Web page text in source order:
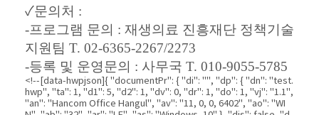
✓문의처 :
-프로그램 문의 : 재생의료 진흥재단 정책기술
지원팀 T. 02-6365-2267/2273
-등록 및 운영문의 : 사무국 T. 010-9055-5785
<!--[data-hwpjson]{ "documentPr": { "di": "", "dp": { "dn": "test.hwp", "ta": 1, "d1": 5, "d2": 1, "dv": 0, "dr": 1, "do": 1, "vj": "1.1", "an": "Hancom Office Hangul", "av": "11, 0, 0, 6402", "ao": "WIN", "ab": "32", "ar": "LE", "as": "Windows_10" }, "dis": false, "ds": { "ti": "", "la": "ko", "cr": "", "su": "", "de": "", "cd": "2023-11-01T13:31:12.764Z", "md": "1601-01-01T09:00:00.000Z", "pd": "1601-01-01T09:00:00.000Z", "ke": "" } }, "dh": { "do": { "pa": 1, "fo": 1, "en": 1, "pi": 1, "tb": 1, "eq": 1 }, "fo": [ ], "cd": { "tp": 0, "lc": { "af": false, "ui": false, "fu": false, "dn": false, "ul": false, "el": false, "at": false, "tq": false, "da": false, "dw": false, "dj": false, "bc": false, "bu": false, "al": false, "ab": false, "ap": false, "an": false, "aa": false, "ds": false, "de": false, "as": false, "cp": false, "ao": false, "et": false, "ay": false, "am": false, "a1": false, "bt": false, "av": false, "dh": false, "dp": false, "d1": false, "mf": false, "bl": false, "ag": false, "dg": false, "ae": false, "df": false, "do": false, "dl": false, "di": false, "d2": false, "d3": false, "ob": false, "d4": false, "ev": false, "d5": false, "d6": false, "a2": false, "dc": false } }, "ld": { "pa": "", "pi": true, "fo": false } }, "bf": { "01DA0C7C3EEE8CF000000016": { "id": 1, "td": false, "sh": false, "st": 0, "sc": 0, "si": false, "bt": 0, "bi": false, "cl": 0, "bc": false, "lt": 0, "lw": 0, "lc": 0, "rt": 0, "rw": 0, "rc": 0, "tt": 0, "tw": 0, "tc": 0, "bbt": 0, "bbw": 0, "bbc": 0, "dt": 1, "dw": 0, "dc": 0, "fi": { } }, "01DA0C7C3EEE8CF000000017": { "id": 2, "td": false, "sh": false, "st": 0, "sc": 0, "si": false, "bt": 0, "bi": false, "cl": 0, "bc": false, "lt": 0, "lw": 0, "lc": 0, "rt": 0, "rw": 0, "rc": 0, "tt": 0, "tw": 0, "tc": 0, "bbt": 0, "bbw": 0, "bbc": 0, "dt": 1, "dw": 0, "dc": 0, "fi": { "wb": { "fc": 4294967295, "hc": 10066329, "al": 0, "hs": -1 } } } }, "cp": { "01DA0C7C3EEE8CF000000018": { "id": 0, "he": 1200, "tc": 0, "sc": 4294967295, "uf": false, "uk": false, "sm": 0, "bf": "01DA0C7C3EEE8CF000000017", "f1": "함초롬바탕", "t1": 1, "f2": "함초롬바탕", "t2": 1, "f3": "함초롬바탕", "t3": 1, "f4": "함초롬바탕", "t4": 1, "f5": "함초롬바탕", "t5": 1, "f6": "함초롬바탕", "t6": 1, "f7": "함초롬바탕", "t7": 1, "r1": 100, "r2": 100, "r3": 100, "r4": 100, "r5": 100, "r6": 100, "r7": 100, "s1": 0, "s2": 0, "s3": 0, "s4": 0, "s5": 0, "s6": 0, "s7": 0, "e1": 100, "e2": 100, "e3": 100, "e4": 100, "e5": 100, "e6": 100, "e7": 100, "o1": 0, "o2": 0, "o3": 0, "o4": 0, "o5": 0, "o6": 0, "o7": 0, "it": false, "bo": true, "ut": 0, "us": 1, "uc": 0, "st": false, "ss": 1, "so": 0, "ot": 0, "ht": 0, "hc": 0, "hx": 0, "hy": 0, "em": false, "en": false, "su": false, "sb": false }, "01DA0C7C3EEE8CF000000019": { "id": 1, "he": 1200, "tc": 0, "sc": 4294967295, "uf": false, "uk": false, "sm": 0, "bf": "01DA0C7C3EEE8CF000000017", "f1": "함초롬바탕", "t1": 1, "f2": "함초롬바탕", "t2": 1, "f3": "함초롬바탕", "t3": 1, "f4": "함초롬바탕", "t4": 1, "f5": "함초롬바탕", "t5": 1, "f6": "함초롬바탕", "t6": 1, "f7": "함초롬바탕", "t7": 1, "r1": 100, "r2": 100, "r3": 100, "r4": 100, "r5": 100, "r6": 100, "r7": 100, "s1": 0, "s2": 0, "s3": 0, "s4": 0, "s5": 0, "s6": 0, "s7": 0, "e1": 100, "e2": 100, "e3": 100, "e4": 100, "e5": 100, "e6": 100, "e7": 100, "o1": 0, "o2": 0, "o3": 0, "o4": 0, "o5": 0, "o6": 0, "o7": 0, "it": false, "bo": false, "ut": 0, "us": 1, "uc": 0, "st": false, "ss": 1, "so": 0, "ot": 0, "ht": 0, "hc": 0, "hx": 0, "hy": 0, "em": false, "en": false, "su": false, "sb": false }, "01DA0C7C3EEE8CF00000001A": { "id": 2, "he": 1300, "tc": 0, "sc": 4294967295, "uf": false, "uk": false, "sm": 0, "bf": "01DA0C7C3EEE8CF000000017", "f1": "함초롬바탕", "t1": 1, "f2": "함초롬바탕", "t2": 1, "f3": "함초롬바탕", "t3": 1, "f4": "함초롬바탕", "t4": 1, "f5": "함초롬바탕", "t5": 1, "f6": "함초롬바탕", "t6": 1, "f7": "함초롬바탕", "t7": 1, "r1": 100, "r2": 100, "r3": 100, "r4": 100, "r5": 100, "r6": 100, "r7": 100, "s1": 0, "s2": 0, "s3": 0, "s4": 0, "s5": 0, "s6": 0, "s7": 0, "e1": 100, "e2": 100, "e3": 100, "e4": 100, "e5": 100, "e6": 100, "e7": 100, "o1": 0, "o2": 0, "o3": 0, "o4": 0, "o5": 0, "o6": 0, "o7": 0, "it": false, "bo": true, "ut": 1, "us": 1, "uc": 0, "st": false, "ss": 1, "so": 0, "ot": 0, "ht": 0, "hc": 0, "hx": 0, "hy": 0, "em": false, "en": false, "su": false, "sb": false }, "01DA0C7C3EEE8CF00000001B": { "id": 3, "he": 1000, "tc": 0, "sc": 4294967295, "uf": false, "uk": false, "sm": 0, "bf": "01DA0C7C3EEE8CF000000017", "f1": "함초롬바탕", "t1": 1, "f2": "함초롬바탕", "t2": 1, "f3": "함초롬바탕", "t3": 1, "f4": "함초롬바탕", "t4": 1, "f5": "함초롬바탕", "t5": 1, "f6": "함초롬바탕", "t6": 1, "f7": "함초롬바탕", "t7": 1, "r1": 100, "r2": 100, "r3": 100, "r4": 100, "r5": 100, "r6": 100, "r7": 100, "s1": 0, "s2": 0, "s3": 0, "s4": 0, "s5": 0, "s6": 0, "s7": 0, "e1": 100, "e2": 100, "e3": 100, "e4": 100, "e5": 100, "e6": 100, "e7": 100, "o1": 0, "o2": 0, "o3": 0, "o4": 0, "o5": 0, "o6": 0, "o7": 0, "it": false, "bo": false, "ut": 0, "us": 1, "uc": 0, "st": false, "ss": 1, "so": 0, "ot": 0, "ht": 0, "hc": 0, "hx": 0, "hy": 0, "em": false, "en": false, "su": false, "sb": false }, "01DA0C7C3EEE8CF00000001C": { "id": 4, "he": 1000, "tc": 0, "sc": 4294967295, "uf": false, "uk": false, "sm": 0, "bf": "01DA0C7C3EEE8CF000000017", "f1": "함초롬바탕", "t1": 1, "f2": "함초롬바탕", "t2": 1, "f3": "함초롬바탕", "t3": 1, "f4": "함초롬바탕", "t4": 1, "f5": "함초롬바탕", "t5": 1, "f6": "함초롬바탕", "t6": 1, "f7": "함초롬바탕", "t7": 1, "r1": 100, "r2": 100, "r3": 100, "r4": 100, "r5": 100, "r6": 100, "r7": 100, "s1": 0, "s2": 0, "s3": 0, "s4": 0, "s5": 0, "s6": 0, "s7": 0, "e1": 100, "e2": 100, "e3": 100, "e4": 100, "e5": 100, "e6": 100, "e7": 100, "o1": 0, "o2": 0, "o3": 0, "o4": 0, "o5": 0, "o6": 0, "o7": 0, "it": false, "bo": true, "ut": 1, "us": 1, "uc": 0, "st": false, "ss": 1, "so": 0, "ot": 0, "ht": 0, "hc": 0, "hx": 0, "hy": 0, "em": false, "en": false, "su": false, "sb": false }, "01DA0C7C3EEE8CF00000001D": { "id": 5, "he": 1000, "tc": 0, "sc": 4294967295, "uf": false, "uk": false, "sm": 0, "bf": "01DA0C7C3EEE8CF000000017", "f1": "함초롬바탕", "t1": 1, "f2": "함초롬바탕", "t2": 1, "f3": "함초롬바탕", "t3": 1, "f4": "함초롬바탕", "t4": 1, "f5": "함초롬바탕", "t5": 1, "f6": "함초롬바탕", "t6": 1, "f7": "함초롬바탕", "t7": 1, "r1": 100, "r2": 100, "r3": 100, "r4": 100, "r5": 100, "r6": 100, "r7": 100, "s1": 6, "s2": 6, "s3": 6, "s4": 6, "s5": 6, "s6": 6, "s7": 6, "e1": 100, "e2": 100, "e3": 100, "e4": 100, "e5": 100, "e6": 100, "e7": 100, "o1": 0, "o2": 0, "o3": 0, "o4": 0, "o5": 0, "o6": 0, "o7": 0, "it": false, "bo": false, "ut": 0, "us": 1, "uc": 0, "st": false, "ss": 1, "so": 0, "ot": 0, "ht": 0, "hc": 0, "hx": 0, "hy": 0, "em": false, "en": false, "su": false, "sb": false }, "01DA0C7C3EEE8CF00000001E": { "id": 6, "he": 1000, "tc": 0, "sc": 4294967295, "uf": false, "uk": false, "sm": 0, "bf": "01DA0C7C3EEE8CF000000017", "f1": "함초롬바탕", "t1": 1, "f2": "함초롬바탕", "t2": 1, "f3": "함초롬바탕", "t3": 1, "f4": "함초롬바탕", "t4": 1, "f5": "함초롬바탕", "t5": 1, "f6": "함초롬바탕", "t6": 1, "f7": "함초롬바탕", "t7": 1, "r1": 100, "r2": 100, "r3": 100, "r4": 100, "r5": 100, "r6": 100, "r7": 100, "s1": -1, "s2": -1, "s3": -1, "s4": -1, "s5": -1, "s6": -1, "s7": -1, "e1": 100, "e2": 100, "e3": 100, "e4": 100, "e5": 100, "e6": 100, "e7": 100, "o1": 0, "o2": 0, "o3": 0, "o4": 0, "o5": 0, "o6": 0, "o7": 0, "it": false, "bo": false, "ut": 0, "us": 1, "uc": 0, "st": false, "ss": 1, "so": 0, "ot": 0, "ht": 0, "hc": 0, "hx": 0, "hy": 0, "em": false, "en": false, "su": false, "sb": false }, "01DA0C7C3EEE8CF00000001F": { "id": 7, "he": 1000, "tc": 0, "sc": 4294967295, "uf": false, "uk": false, "sm": 0, "bf": "01DA0C7C3EEE8CF000000017", "f1": "함초롬바탕", "t1": 1, "f2": "함초롬바탕", "t2": 1, "f3": "함초롬바탕", "t3": 1, "f4": "함초롬바탕", "t4": 1, "f5": "함초롬바탕", "t5": 1, "f6": "함초롬바탕", "t6": 1, "f7": "함초롬바탕", "t7": 1, "r1": 100, "r2": 100, "r3": 100, "r4": 100, "r5": 100, "r6": 100, "r7": 100, "s1": -9, "s2": -9, "s3": -9, "s4": -9, "s5": -9, "s6": -9, "s7": -9, "e1": 100, "e2": 100, "e3": 100, "e4": 100, "e5": 100, "e6": 100, "e7": 100, "o1": 0, "o2": 0, "o3": 0, "o4": 0, "o5": 0, "o6": 0, "o7": 0, "it": false, "bo": false, "ut": 0, "us": 1, "uc": 0, "st": false, "ss": 1, "so": 0, "ot": 0, "ht": 0, "hc": 0, "hx": 0, "hy": 0, "em": false, "en": false, "su": false, "sb": false }, "01DA0C7C3EEE8CF000000020": { "id": 8, "he": 1000, "tc": 0, "sc": 4294967295, "uf": false, "uk": false, "sm": 0, "bf": "01DA0C7C3EEE8CF000000017", "f1": "함초롬바탕", "t1": 1, "f2": "함초롬바탕", "t2": 1, "f3": "함초롬바탕", "t3": 1, "f4": "함초롬바탕", "t4": 1, "f5": "함초롬바탕", "t5": 1, "f6": "함초롬바탕", "t6": 1, "f7": "함초롬바탕", "t7": 1, "r1": 100, "r2": 100, "r3": 100, "r4": 100, "r5": 100, "r6": 100, "r7": 100, "s1": 1, "s2": 1, "s3": 1, "s4": 1, "s5": 1, "s6": 1, "s7": 1, "e1": 100, "e2": 100, "e3": 100, "e4": 100, "e5": 100, "e6": 100, "e7": 100, "o1": 0, "o2": 0, "o3": 0, "o4": 0, "o5": 0, "o6": 0, "o7": 0, "it": false, "bo": false, "ut": 0, "us": 1, "uc": 0, "st": false, "ss": 1, "so": 0, "ot": 0, "ht": 0, "hc": 0, "hx": 0, "hy": 0, "em": false, "en": false, "su": false, "sb": false }, "01DA0C7C3EEE8CF000000021": { "id": 9, "he": 1000, "tc": 0, "sc": 4294967295, "uf": false, "uk": false, "sm": 0, "bf": "01DA0C7C3EEE8CF000000017", "f1": "함초롬바탕", "t1": 1, "f2": "함초롬바탕", "t2": 1, "f3": "함초롬바탕", "t3": 1, "f4": "함초롬바탕", "t4": 1, "f5": "함초롬바탕", "t5": 1, "f6": "함초롬바탕", "t6": 1, "f7": "함초롬바탕", "t7": 1, "r1": 100, "r2": 100, "r3": 100, "r4": 100, "r5": 100, "r6": 100, "r7": 100, "s1": 3, "s2": 3, "s3": 3, "s4": 3, "s5": 3, "s6": 3, "s7": 3, "e1": 100, "e2": 100, "e3": 100, "e4": 100, "e5": 100, "e6": 100, "e7": 100, "o1": 0, "o2": 0, "o3": 0, "o4": 0, "o5": 0, "o6": 0, "o7": 0, "it": false, "bo": false, "ut": 0, "us": 1, "uc": 0, "st": false, "ss": 1, "so": 0, "ot": 0, "ht": 0, "hc": 0, "hx": 0, "hy": 0, "em": false, "en": false, "su": false, "sb": false }, "01DA0C7C3EEE8CF000000022": { "id": 10, "he": 1000, "tc": 0, "sc": 4294967295, "uf": false, "uk": false, "sm": 0, "bf": "01DA0C7C3EEE8CF000000017", "f1": "함초롬바탕", "t1": 1, "f2": "함초롬바탕", "t2": 1, "f3": "함초롬바탕", "t3": 1, "f4": "함초롬바탕", "t4": 1, "f5": "함초롬바탕", "t5": 1, "f6": "함초롬바탕", "t6": 1, "f7"